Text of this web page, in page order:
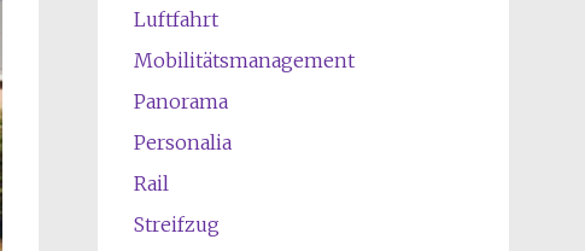
Luftfahrt
Mobilitätsmanagement
Panorama
Personalia
Rail
Streifzug